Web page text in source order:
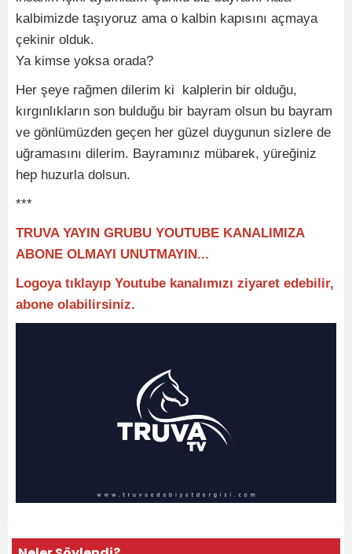
kalbimizde taşıyoruz ama o kalbin kapısını açmaya
çekinir olduk.
Ya kimse yoksa orada?
Her şeye rağmen dilerim ki kalplerin bir olduğu,
kırgınlıkların son bulduğu bir bayram olsun bu bayram
ve gönlümüzden geçen her güzel duygunun sizlere de
uğramasını dilerim. Bayramınız mübarek, yüreğiniz
hep huzurla dolsun.
***
TRUVA YAYIN GRUBU YOUTUBE KANALIMIZA
ABONE OLMAYI UNUTMAYIN...
Logoya tıklayıp Youtube kanalımızı ziyaret edebilir,
abone olabilirsiniz.